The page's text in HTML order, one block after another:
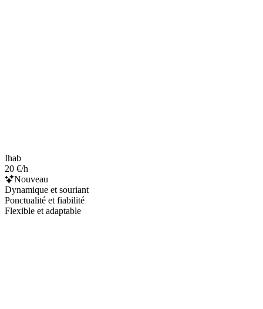
Ihab
20 €/h
Nouveau
Dynamique et souriant
Ponctualité et fiabilité
Flexible et adaptable